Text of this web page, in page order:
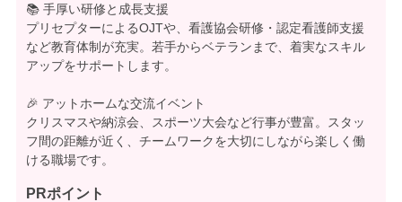
📚 手厚い研修と成長支援
プリセプターによるOJTや、看護協会研修・認定看護師支援
など教育体制が充実。若手からベテランまで、着実なスキル
アップをサポートします。
🎉 アットホームな交流イベント
クリスマスや納涼会、スポーツ大会など行事が豊富。スタッ
フ間の距離が近く、チームワークを大切にしながら楽しく働
ける職場です。
PRポイント